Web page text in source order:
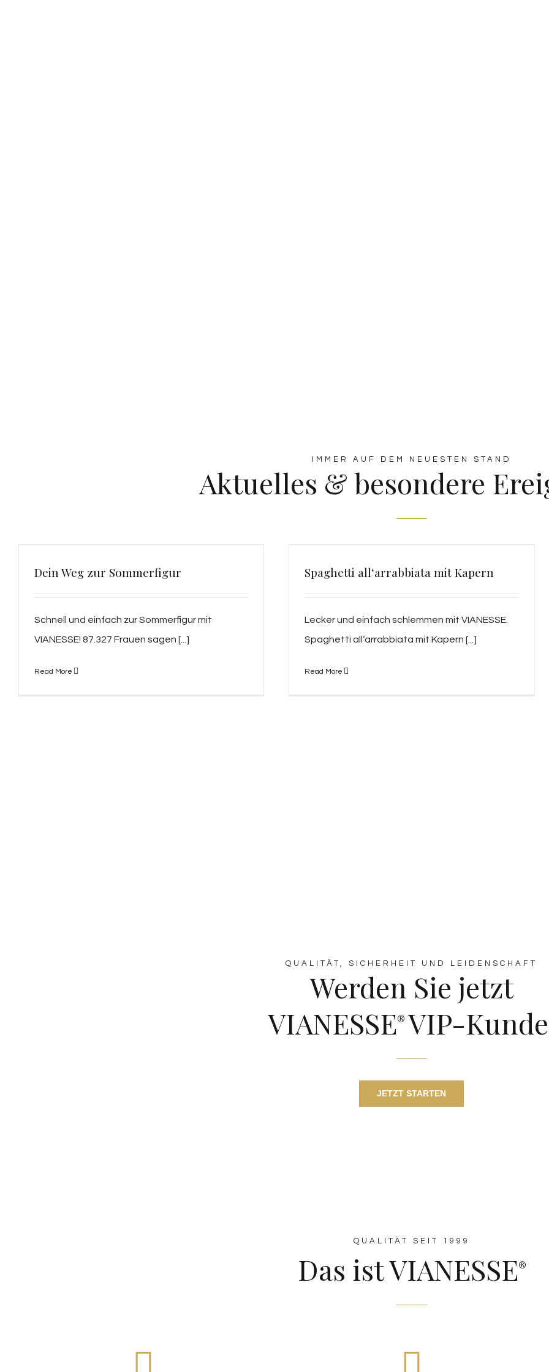
IMMER AUF DEM NEUESTEN STAND
Aktuelles & besondere
Dein Weg zur Sommerfigur
Schnell und einfach zur Sommerfigur mit
VIANESSE! 87.327 Frauen sagen [...]
Read More
Spaghetti all‘arrabbiata mit Kapern
Lecker und einfach schlemmen mit VIANESSE.
Spaghetti all‘arrabbiata mit Kapern [...]
Read More
QUALITÄT, SICHERHEIT UND LEIDENSCHAFT
Werden Sie jetzt
VIANESSE® VIP-
JETZT STARTEN
QUALITÄT SEIT 1999
Das ist VIANESSE®
Nährstoffe im Zentrum Aktion und Regeneration